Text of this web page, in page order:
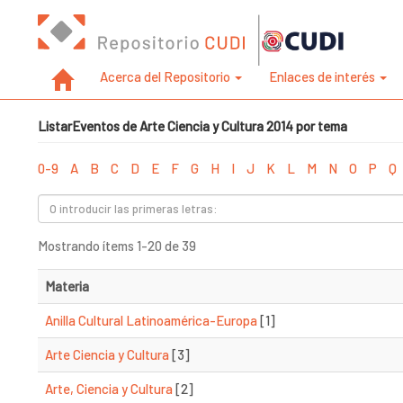
Acerca del Repositorio Enlaces de interés
ListarEventos de Arte Ciencia y Cultura 2014 por tema
0-9 A B C D E F G H I J K L M N O P Q
Mostrando ítems 1-20 de 39
Materia
Anilla Cultural Latinoamérica-Europa[1]
Arte Ciencia y Cultura[3]
Arte, Ciencia y Cultura[2]